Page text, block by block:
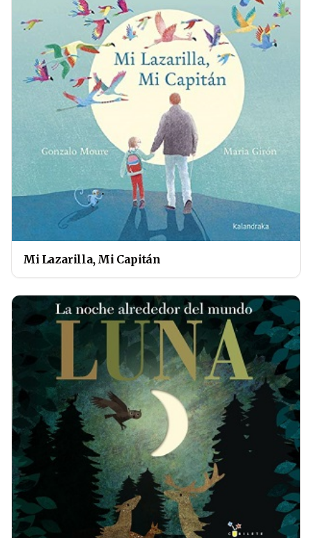
Mi Lazarilla, Mi Capitán